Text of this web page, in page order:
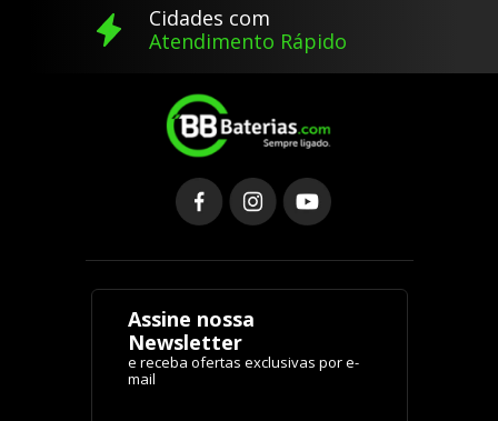
Cidades com
Atendimento Rápido
Assine nossa
Newsletter